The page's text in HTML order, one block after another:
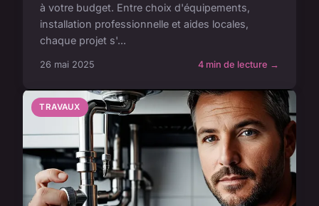
à votre budget. Entre choix d'équipements,
installation professionnelle et aides locales,
chaque projet s'...
26 mai 2025 4 min de lecture →
TRAVAUX